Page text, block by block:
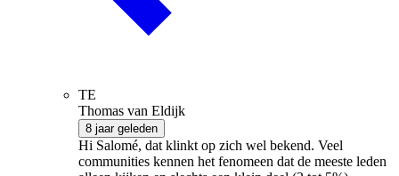
TE
Thomas van Eldijk
8 jaar geleden
Hi Salomé, dat klinkt op zich wel bekend. Veel
communities kennen het fenomeen dat de meeste leden